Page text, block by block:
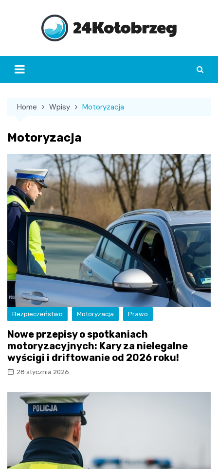
Home Wpisy Motoryzacja
Motoryzacja
Bezpieczeństwo Motoryzacja Prawo
Nowe przepisy o spotkaniach
motoryzacyjnych: Kary za nielegalne
wyścigi i driftowanie od 2026 roku!
28 stycznia 2026